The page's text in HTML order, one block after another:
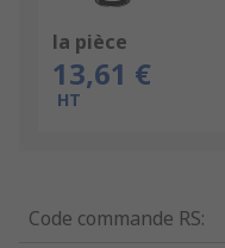
la pièce
13,61 €
HT
Code commande RS: